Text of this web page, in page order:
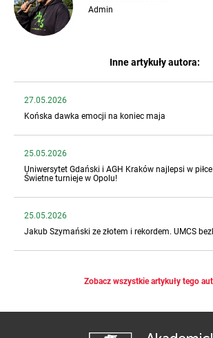
Admin
Inne artykuły autora:
27.05.2026
Końska dawka emocji na koniec maja
25.05.2026
Uniwersytet Gdański i AGH Kraków najlepsi w
Świetne turnieje w Opolu!
25.05.2026
Jakub Szymański ze złotem i rekordem. UMCS
Zobacz wszystkie artykuły tego